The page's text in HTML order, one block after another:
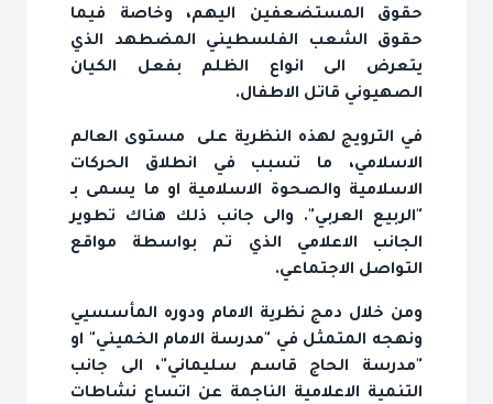
حقوق المستضعفين اليهم، وخاصة فيما
حقوق الشعب الفلسطيني المضطهد الذي
يتعرض الى انواع الظلم بفعل الكيان
الصهيوني قاتل الاطفال.
في الترويج لهذه النظرية على مستوى العالم
الاسلامي، ما تسبب في انطلاق الحركات
الاسلامية والصحوة الاسلامية او ما يسمى بـ
"الربيع العربي". والى جانب ذلك هناك تطوير
الجانب الاعلامي الذي تم بواسطة مواقع
التواصل الاجتماعي.
ومن خلال دمج نظرية الامام ودوره المأسسيي
ونهجه المتمثل في "مدرسة الامام الخميني" او
"مدرسة الحاج قاسم سليماني"، الى جانب
التنمية الاعلامية الناجمة عن اتساع نشاطات